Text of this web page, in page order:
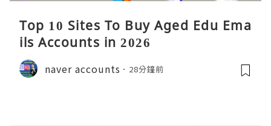
Top 10 Sites To Buy Aged Edu Ema
ils Accounts in 2026
naver accounts 28分鐘前